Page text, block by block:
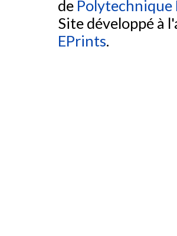
de
Site développé à
EPrints.